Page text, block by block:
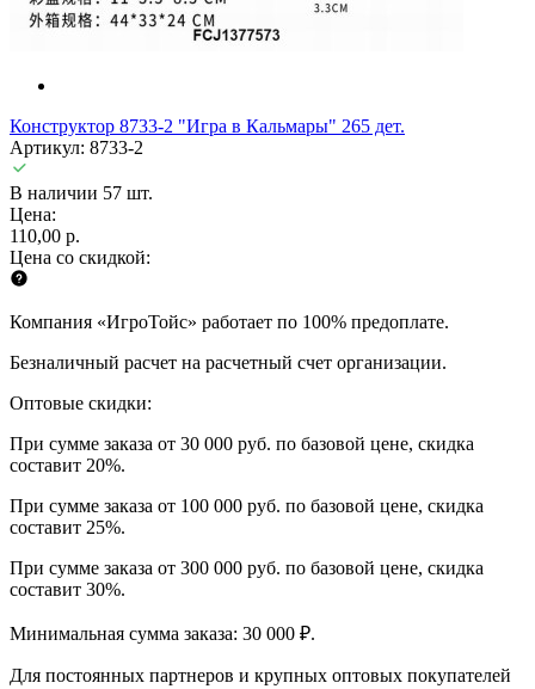
Конструктор 8733-2 "Игра в Кальмары" 265 дет.
Артикул: 8733-2
В наличии 57 шт.
Цена:
110,00 р.
Цена со скидкой:
Компания «ИгроТойс» работает по 100% предоплате.
Безналичный расчет на расчетный счет организации.
Оптовые скидки:
При сумме заказа от 30 000 руб. по базовой цене, скидка
составит 20%.
При сумме заказа от 100 000 руб. по базовой цене, скидка
составит 25%.
При сумме заказа от 300 000 руб. по базовой цене, скидка
составит 30%.
Минимальная сумма заказа: 30 000 ₽.
Для постоянных партнеров и крупных оптовых покупателей